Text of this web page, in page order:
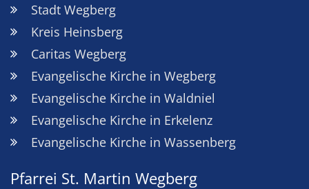
Stadt Wegberg
Kreis Heinsberg
Caritas Wegberg
Evangelische Kirche in Wegberg
Evangelische Kirche in Waldniel
Evangelische Kirche in Erkelenz
Evangelische Kirche in Wassenberg
Pfarrei St. Martin Wegberg